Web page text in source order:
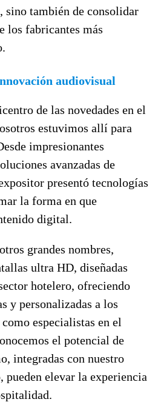
sino también de consolidar
los fabricantes más
audiovisual
de las novedades en el
estuvimos allí para
impresionantes
avanzadas de
presentó tecnologías
la forma en que
digital.
grandes nombres,
ultra HD, diseñadas
hotelero, ofreciendo
y personalizadas a los
como especialistas en el
el potencial de
integradas con nuestro
pueden elevar la experiencia